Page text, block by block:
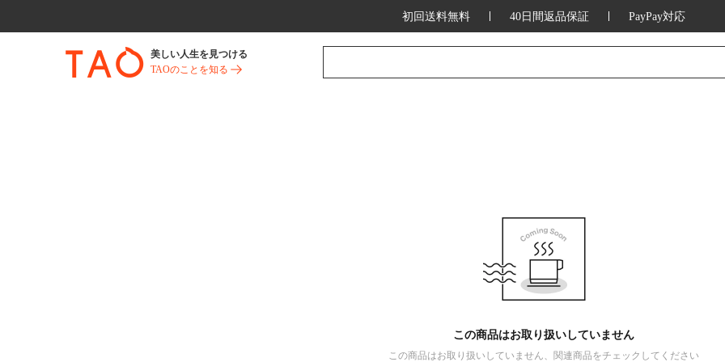
初回送料無料 40日間返品保証 PayPay対応
美しい人生を見つける
TAOのことを知る
この商品はお取り扱いしていません
この商品はお取り扱いしていません、関連商品をチェックしてください